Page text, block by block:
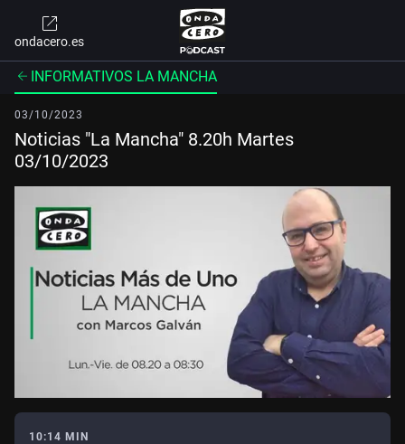
ondacero.es
INFORMATIVOS LA MANCHA
03/10/2023
Noticias "La Mancha" 8.20h Martes
03/10/2023
10:14 MIN